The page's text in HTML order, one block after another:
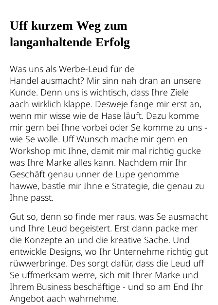
Uff kurzem Weg zum
langanhaltende Erfolg
Was uns als Werbe-Leud für de
Handel ausmacht? Mir sinn nah dran an unsere
Kunde. Denn uns is wichtisch, dass Ihre Ziele
aach wirklich klappe. Desweje fange mir erst an,
wenn mir wisse wie de Hase läuft. Dazu komme
mir gern bei Ihne vorbei oder Se komme zu uns -
wie Se wolle. Uff Wunsch mache mir gern en
Workshop mit Ihne, damit mir mal richtig gucke
was Ihre Marke alles kann. Nachdem mir Ihr
Geschäft genau unner de Lupe genomme
hawwe, bastle mir Ihne e Strategie, die genau zu
Ihne passt.
Gut so, denn so finde mer raus, was Se ausmacht
und Ihre Leud begeistert. Erst dann packe mer
die Konzepte an und die kreative Sache. Und
entwickle Designs, wo Ihr Unternehme richtig gut
rüwwerbringe. Des sorgt dafür, dass die Leud uff
Se uffmerksam werre, sich mit Ihrer Marke und
Ihrem Business beschäftige - und so am End Ihr
Angebot aach wahrnehme.